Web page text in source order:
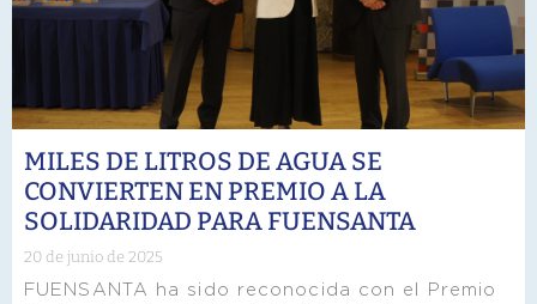
MILES DE LITROS DE AGUA SE
CONVIERTEN EN PREMIO A LA
SOLIDARIDAD PARA FUENSANTA
20 de junio de 2025
FUENSANTA ha sido reconocida con el Premio